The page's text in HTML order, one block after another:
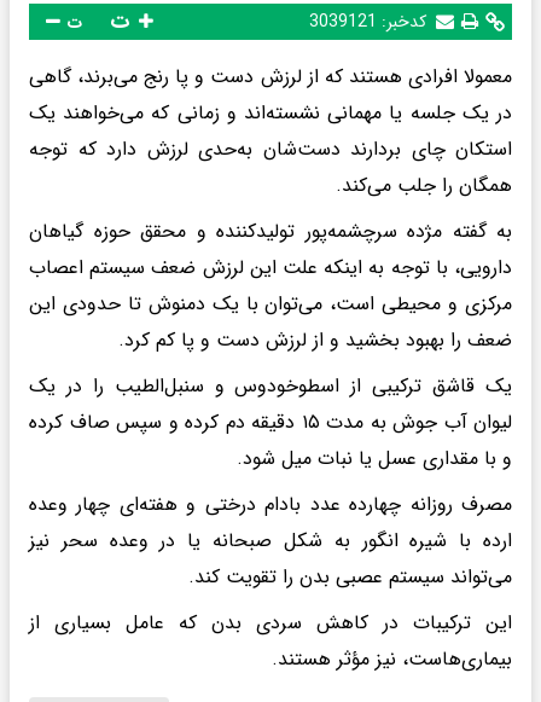
کدخبر: 3039121 ت
معمولا افرادی هستند که از لرزش دست و پا رنج می‌برند، گاهی
در یک جلسه یا مهمانی نشسته‌اند و زمانی که می‌خواهند یک
استکان چای بردارند دست‌شان به‌حدی لرزش دارد که توجه
همگان را جلب می‌کند.
به گفته مژده سرچشمه‌پور تولیدکننده و محقق حوزه گیاهان
دارویی، با توجه به اینکه علت این لرزش ضعف سیستم اعصاب
مرکزی و محیطی است، می‌توان با یک دمنوش تا حدودی این
ضعف را بهبود بخشید و از لرزش دست و پا کم کرد.
یک قاشق ترکیبی از اسطوخودوس و سنبل‌الطیب را در یک
لیوان آب جوش به مدت ۱۵ دقیقه دم کرده و سپس صاف کرده
و با مقداری عسل یا نبات میل شود.
مصرف روزانه چهارده عدد بادام درختی و هفته‌ای چهار وعده
ارده با شیره انگور به شکل صبحانه یا در وعده سحر نیز
می‌تواند سیستم عصبی بدن را تقویت کند.
این ترکیبات در کاهش سردی بدن که عامل بسیاری از
بیماری‌هاست، نیز مؤثر هستند.